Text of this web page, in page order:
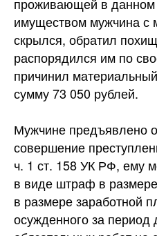
имуществом мужчина с
скрылся, обратил
распорядился им по
причинил
сумму 73 050 рублей.
Мужчине предъявлено
совершение
ч. 1 ст. 158 УК РФ, ему
в виде штраф в
в размере заработной
осужденного за